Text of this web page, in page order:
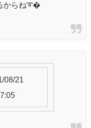
からね➰�
08/21